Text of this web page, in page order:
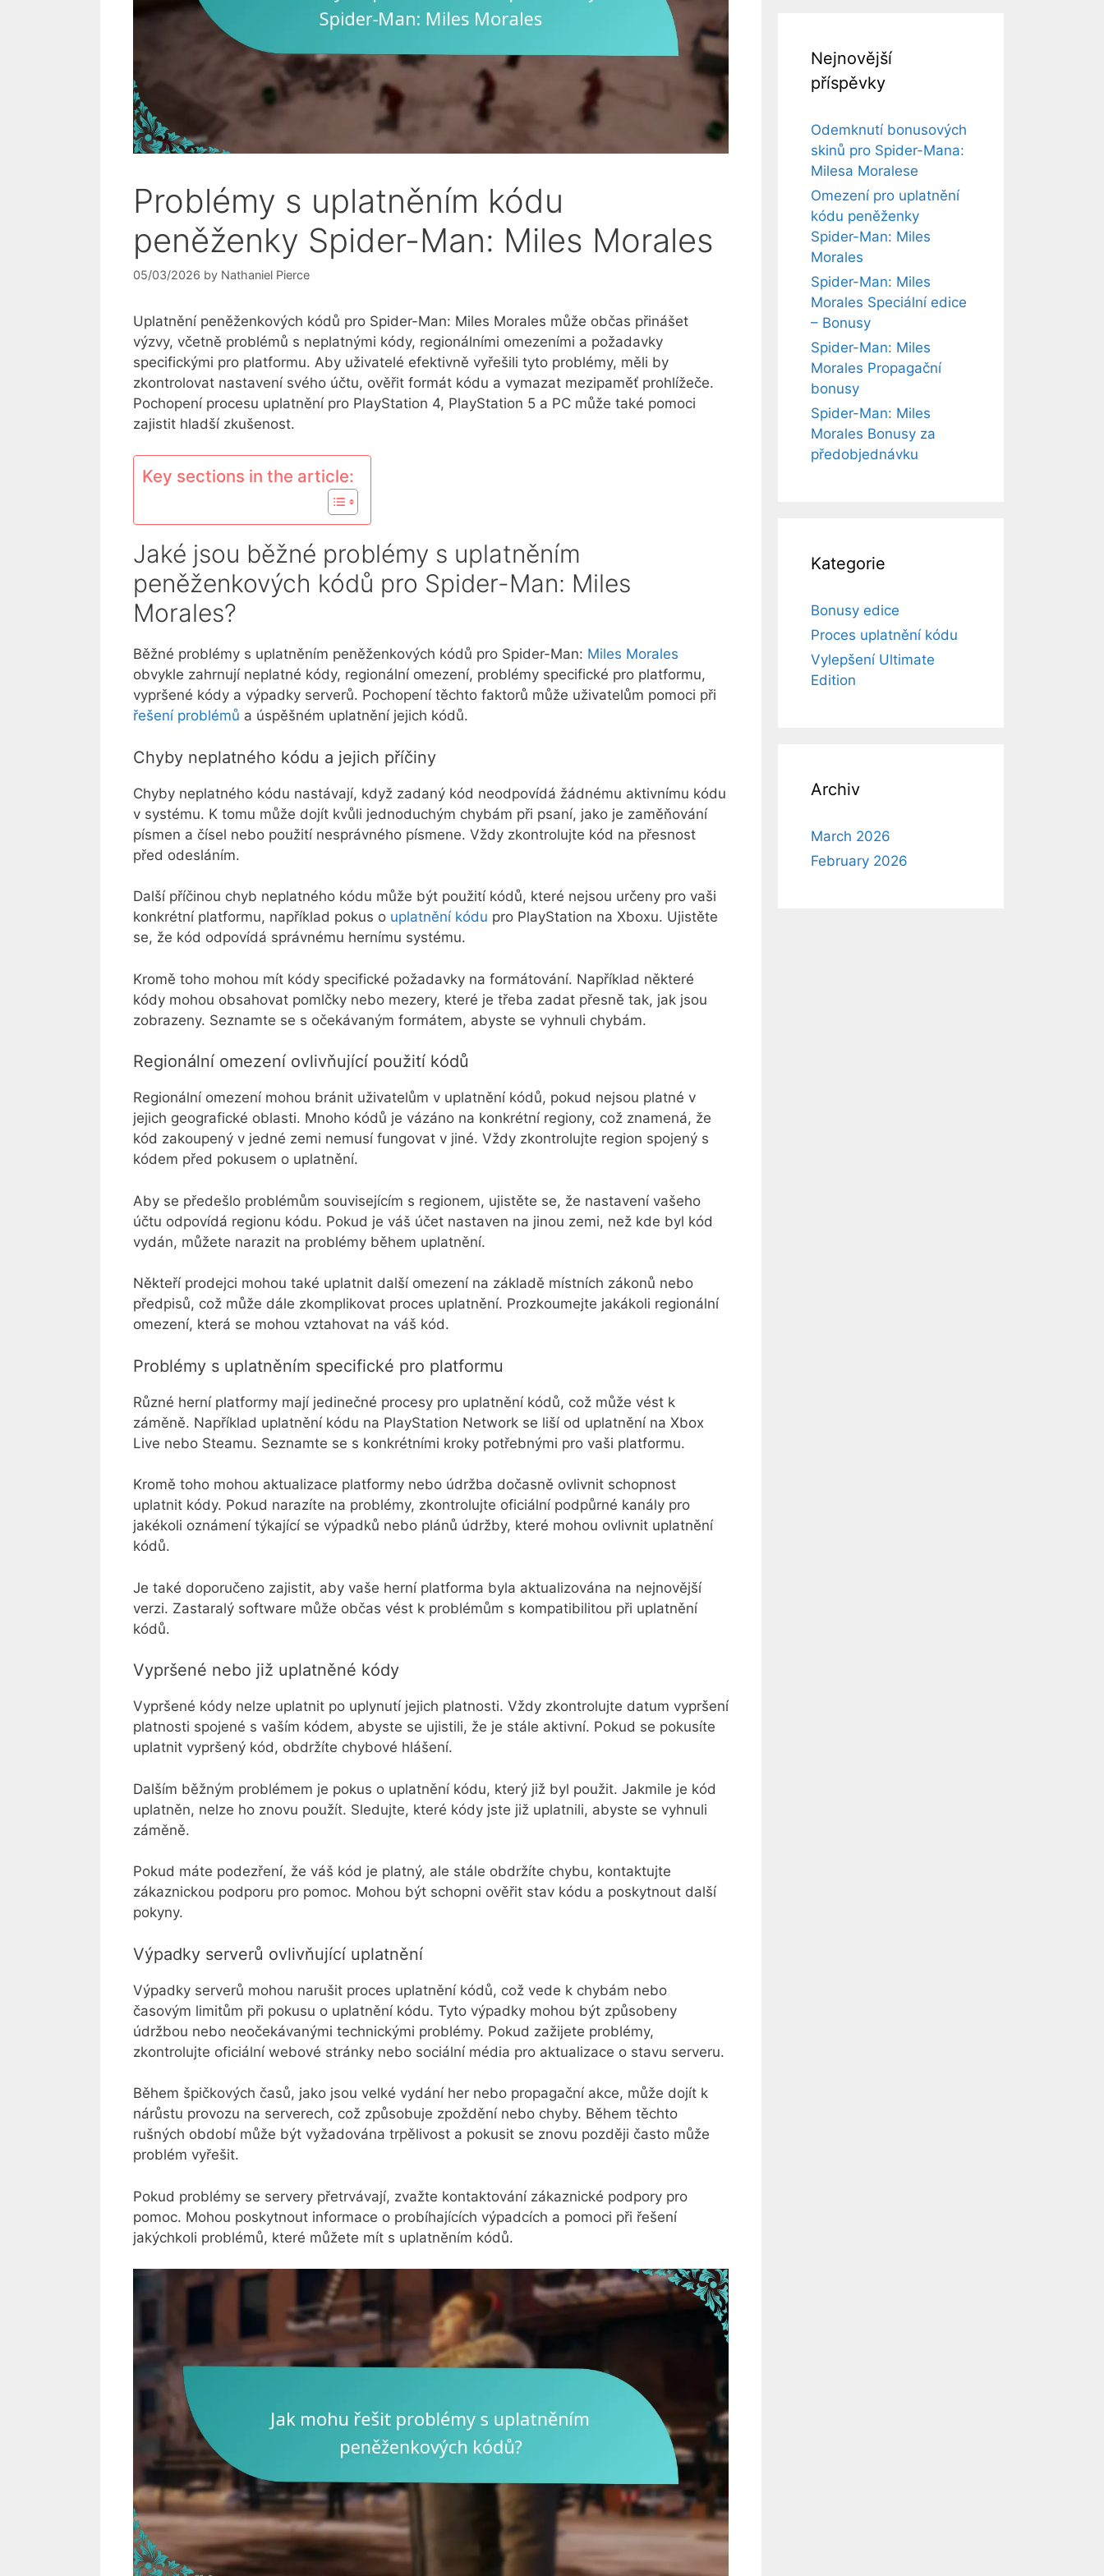
Problémy s uplatněním kódu
peněženky Spider-Man: Miles Morales
05/03/2026 by Nathaniel Pierce
Uplatnění peněženkových kódů pro Spider-Man: Miles Morales může občas přinášet
výzvy, včetně problémů s neplatnými kódy, regionálními omezeními a požadavky
specifickými pro platformu. Aby uživatelé efektivně vyřešili tyto problémy, měli by
zkontrolovat nastavení svého účtu, ověřit formát kódu a vymazat mezipaměť prohlížeče.
Pochopení procesu uplatnění pro PlayStation 4, PlayStation 5 a PC může také pomoci
zajistit hladší zkušenost.
Key sections in the article:
Jaké jsou běžné problémy s uplatněním
peněženkových kódů pro Spider-Man: Miles
Morales?
Běžné problémy s uplatněním peněženkových kódů pro Spider-Man: Miles Morales
obvykle zahrnují neplatné kódy, regionální omezení, problémy specifické pro platformu,
vypršené kódy a výpadky serverů. Pochopení těchto faktorů může uživatelům pomoci při
řešení problémů a úspěšném uplatnění jejich kódů.
Chyby neplatného kódu a jejich příčiny
Chyby neplatného kódu nastávají, když zadaný kód neodpovídá žádnému aktivnímu kódu
v systému. K tomu může dojít kvůli jednoduchým chybám při psaní, jako je zaměňování
písmen a čísel nebo použití nesprávného písmene. Vždy zkontrolujte kód na přesnost
před odesláním.
Další příčinou chyb neplatného kódu může být použití kódů, které nejsou určeny pro vaši
konkrétní platformu, například pokus o uplatnění kódu pro PlayStation na Xboxu. Ujistěte
se, že kód odpovídá správnému hernímu systému.
Kromě toho mohou mít kódy specifické požadavky na formátování. Například některé
kódy mohou obsahovat pomlčky nebo mezery, které je třeba zadat přesně tak, jak jsou
zobrazeny. Seznamte se s očekávaným formátem, abyste se vyhnuli chybám.
Regionální omezení ovlivňující použití kódů
Regionální omezení mohou bránit uživatelům v uplatnění kódů, pokud nejsou platné v
jejich geografické oblasti. Mnoho kódů je vázáno na konkrétní regiony, což znamená, že
kód zakoupený v jedné zemi nemusí fungovat v jiné. Vždy zkontrolujte region spojený s
kódem před pokusem o uplatnění.
Aby se předešlo problémům souvisejícím s regionem, ujistěte se, že nastavení vašeho
účtu odpovídá regionu kódu. Pokud je váš účet nastaven na jinou zemi, než kde byl kód
vydán, můžete narazit na problémy během uplatnění.
Někteří prodejci mohou také uplatnit další omezení na základě místních zákonů nebo
předpisů, což může dále zkomplikovat proces uplatnění. Prozkoumejte jakákoli regionální
omezení, která se mohou vztahovat na váš kód.
Problémy s uplatněním specifické pro platformu
Různé herní platformy mají jedinečné procesy pro uplatnění kódů, což může vést k
záměně. Například uplatnění kódu na PlayStation Network se liší od uplatnění na Xbox
Live nebo Steamu. Seznamte se s konkrétními kroky potřebnými pro vaši platformu.
Kromě toho mohou aktualizace platformy nebo údržba dočasně ovlivnit schopnost
uplatnit kódy. Pokud narazíte na problémy, zkontrolujte oficiální podpůrné kanály pro
jakékoli oznámení týkající se výpadků nebo plánů údržby, které mohou ovlivnit uplatnění
kódů.
Je také doporučeno zajistit, aby vaše herní platforma byla aktualizována na nejnovější
verzi. Zastaralý software může občas vést k problémům s kompatibilitou při uplatnění
kódů.
Vypršené nebo již uplatněné kódy
Vypršené kódy nelze uplatnit po uplynutí jejich platnosti. Vždy zkontrolujte datum vypršení
platnosti spojené s vaším kódem, abyste se ujistili, že je stále aktivní. Pokud se pokusíte
uplatnit vypršený kód, obdržíte chybové hlášení.
Dalším běžným problémem je pokus o uplatnění kódu, který již byl použit. Jakmile je kód
uplatněn, nelze ho znovu použít. Sledujte, které kódy jste již uplatnili, abyste se vyhnuli
záměně.
Pokud máte podezření, že váš kód je platný, ale stále obdržíte chybu, kontaktujte
zákaznickou podporu pro pomoc. Mohou být schopni ověřit stav kódu a poskytnout další
pokyny.
Výpadky serverů ovlivňující uplatnění
Výpadky serverů mohou narušit proces uplatnění kódů, což vede k chybám nebo
časovým limitům při pokusu o uplatnění kódu. Tyto výpadky mohou být způsobeny
údržbou nebo neočekávanými technickými problémy. Pokud zažijete problémy,
zkontrolujte oficiální webové stránky nebo sociální média pro aktualizace o stavu serveru.
Během špičkových časů, jako jsou velké vydání her nebo propagační akce, může dojít k
nárůstu provozu na serverech, což způsobuje zpoždění nebo chyby. Během těchto
rušných období může být vyžadována trpělivost a pokusit se znovu později často může
problém vyřešit.
Pokud problémy se servery přetrvávají, zvažte kontaktování zákaznické podpory pro
pomoc. Mohou poskytnout informace o probíhajících výpadcích a pomoci při řešení
jakýchkoli problémů, které můžete mít s uplatněním kódů.
Nejnovější
příspěvky
Odemknutí bonusových
skinů pro Spider-Mana:
Milesa Moralese
Omezení pro uplatnění
kódu peněženky
Spider-Man: Miles
Morales
Spider-Man: Miles
Morales Speciální edice
– Bonusy
Spider-Man: Miles
Morales Propagační
bonusy
Spider-Man: Miles
Morales Bonusy za
předobjednávku
Kategorie
Bonusy edice
Proces uplatnění kódu
Vylepšení Ultimate
Edition
Archiv
March 2026
February 2026